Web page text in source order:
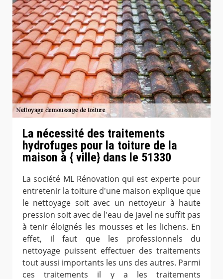
La nécessité des traitements
hydrofuges pour la toiture de la
maison à { ville} dans le 51330
La société ML Rénovation qui est experte pour
entretenir la toiture d'une maison explique que
le nettoyage soit avec un nettoyeur à haute
pression soit avec de l'eau de javel ne suffit pas
à tenir éloignés les mousses et les lichens. En
effet, il faut que les professionnels du
nettoyage puissent effectuer des traitements
tout aussi importants les uns des autres. Parmi
ces traitements il y a les traitements